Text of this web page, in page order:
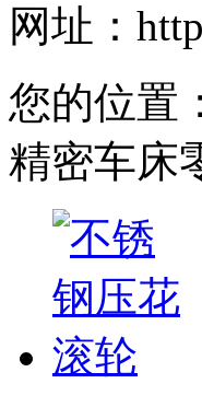
网址：
您的位置：
精密车床